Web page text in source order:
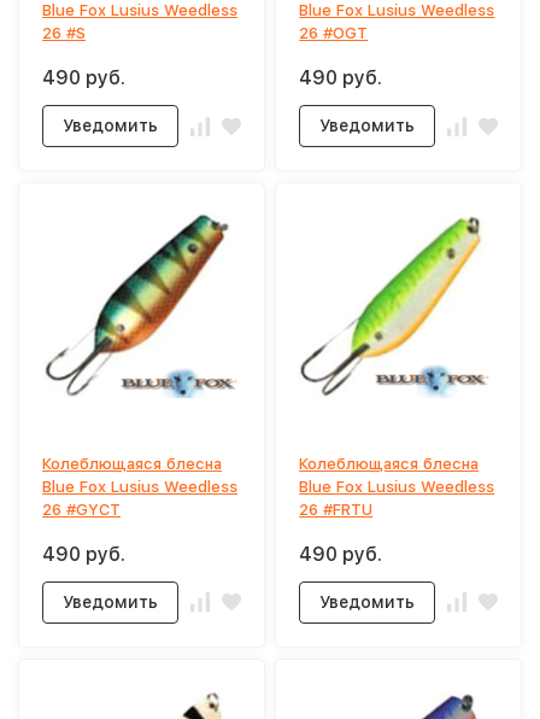
Blue Fox Lusius Weedless
26 #S
490 руб.
Уведомить
Blue Fox Lusius Weedless
26 #OGT
490 руб.
Уведомить
Колеблющаяся блесна
Blue Fox Lusius Weedless
26 #GYCT
490 руб.
Уведомить
Колеблющаяся блесна
Blue Fox Lusius Weedless
26 #FRTU
490 руб.
Уведомить